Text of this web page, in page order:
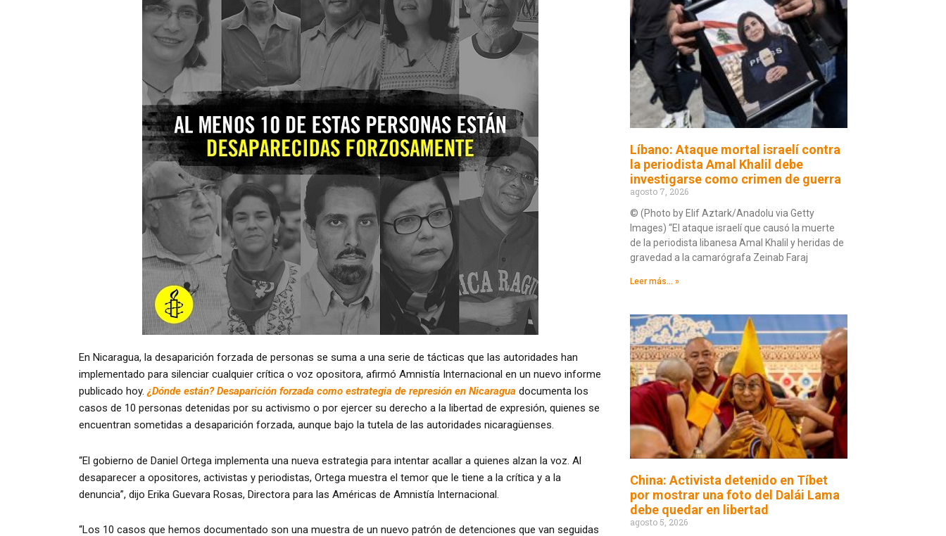
En Nicaragua, la desaparición forzada de personas se suma a una serie de tácticas que las autoridades han
implementado para silenciar cualquier crítica o voz opositora, afirmó Amnistía Internacional en un nuevo informe
publicado hoy.¿Dónde están? Desaparición forzada como estrategia de represión en Nicaragua documenta los
casos de 10 personas detenidas por su activismo o por ejercer su derecho a la libertad de expresión, quienes se
encuentran sometidas a desaparición forzada, aunque bajo la tutela de las autoridades nicaragüenses.
“El gobierno de Daniel Ortega implementa una nueva estrategia para intentar acallar a quienes alzan la voz. Al
desaparecer a opositores, activistas y periodistas, Ortega muestra el temor que le tiene a la crítica y a la
denuncia”, dijo Erika Guevara Rosas, Directora para las Américas de Amnistía Internacional.
“Los 10 casos que hemos documentado son una muestra de un nuevo patrón de detenciones que van seguidas
Líbano: Ataque mortal israelí contra
la periodista Amal Khalil debe
investigarse como crimen de guerra
agosto 7, 2026
© (Photo by Elif Aztark/Anadolu via Getty
Images) “El ataque israelí que causó la muerte
de la periodista libanesa Amal Khalil y heridas de
gravedad a la camarógrafa Zeinab Faraj
Leer más... »
China: Activista detenido en Tíbet
por mostrar una foto del Dalái Lama
debe quedar en libertad
agosto 5, 2026